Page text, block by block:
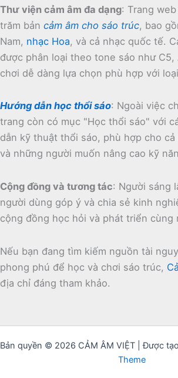
Thư viện cảm âm đa dạng: Trang
trăm bản cảm âm cho sáo trúc, bao
Nam, nhạc Hoa, và cả nhạc quốc tế.
được phân loại theo tone sáo như C5,
chơi dễ dàng lựa chọn phù hợp với
Hướng dẫn học thổi sáo: Ngoài việc
trang còn có mục "Học thổi sáo" với
dẫn kỹ thuật thổi sáo, phù hợp cho
và những người muốn nâng cao kỹ
Cộng đồng và tương tác: Người sáng
người dùng góp ý và chia sẻ kinh
cộng đồng học hỏi và phát triển cùng
Nếu bạn đang tìm kiếm nguồn tài
phong phú để học và chơi sáo trúc,
địa chỉ đáng tham khảo.
Bản quyền © 2026 CẢM ÂM VIỆT | Được
Theme